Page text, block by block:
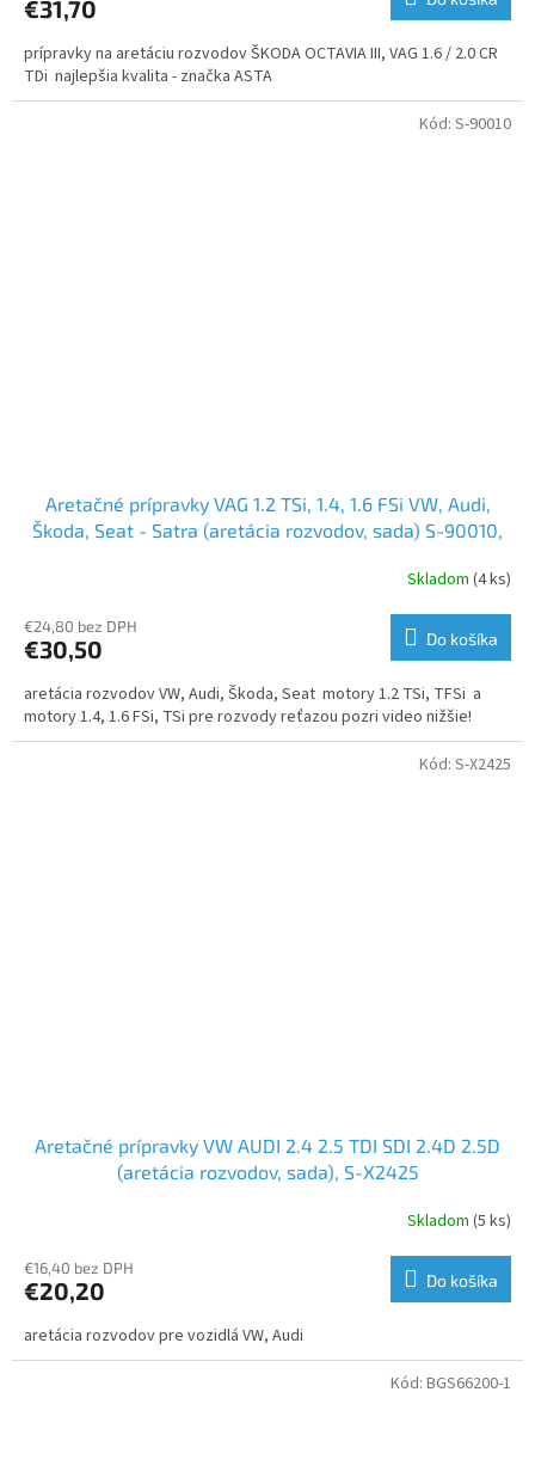
€31,70
prípravky na aretáciu rozvodov ŠKODA OCTAVIA III, VAG 1.6 / 2.0 CR
TDi najlepšia kvalita - značka ASTA
Aretačné prípravky VAG 1.2 TSi, 1.4, 1.6 FSi VW, Audi,
Škoda, Seat - Satra (aretácia rozvodov, sada) S-90010,
Skladom (4 ks)
€24,80 bez DPH
€30,50 Do košíka
aretácia rozvodov VW, Audi, Škoda, Seat motory 1.2 TSi, TFSi a
motory 1.4, 1.6 FSi, TSi pre rozvody reťazou pozri video nižšie!
Kód: S-90010
Aretačné prípravky VW AUDI 2.4 2.5 TDI SDI 2.4D 2.5D
(aretácia rozvodov, sada), S-X2425
Skladom (5 ks)
€16,40 bez DPH
€20,20 Do košíka
aretácia rozvodov pre vozidlá VW, Audi
Kód: S-X2425
Kód: BGS66200-1